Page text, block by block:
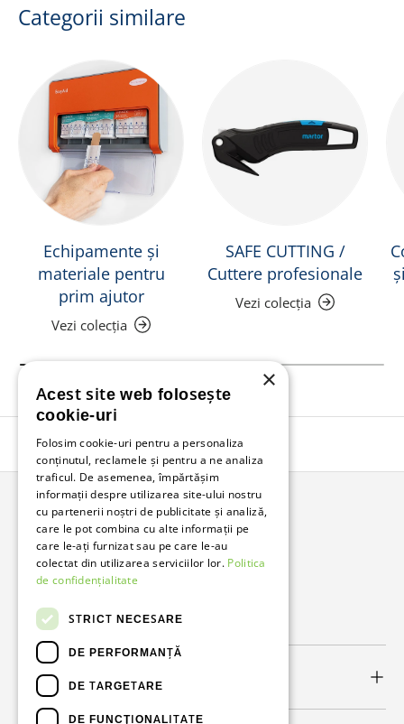
Categorii similare
Echipamente și
materiale pentru
prim ajutor
Vezi colecția
SAFE CUTTING /
Cuttere profesionale
Vezi colecția
Înapoi în sus
Bunzl Romania
Soluții complete pentru afacerea ta.
FacebookLinkedIn
Link-uri utile
×
Acest site web folosește
cookie-uri
Folosim cookie-uri pentru a personaliza
conținutul, reclamele și pentru a ne analiza
traficul. De asemenea, împărtășim
informații despre utilizarea site-ului nostru
cu partenerii noștri de publicitate și analiză,
care le pot combina cu alte informații pe
care le-ați furnizat sau pe care le-au
colectat din utilizarea serviciilor lor. Politica
de confidențialitate
STRICT NECESARE
DE PERFORMANȚĂ
DE TARGETARE
DE FUNCŢIONALITATE